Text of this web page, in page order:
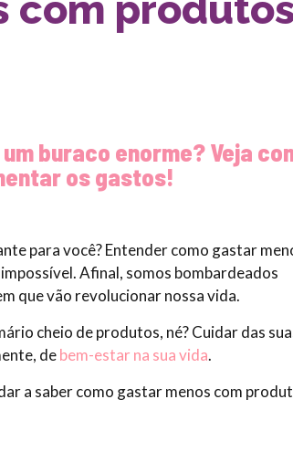
buraco enorme? Veja
os gastos!
para você? Entender como gastar
Afinal, somos bombardeados
que vão revolucionar nossa vida.
cheio de produtos, né? Cuidar das
debem-estar na sua vida.
a saber como gastar menos com